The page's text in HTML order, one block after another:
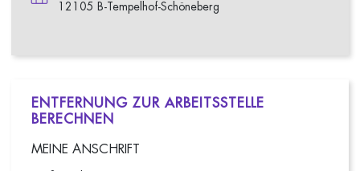
12105 B-Tempelhof-Schöneberg
ENTFERNUNG ZUR ARBEITSSTELLE
BERECHNEN
MEINE ANSCHRIFT